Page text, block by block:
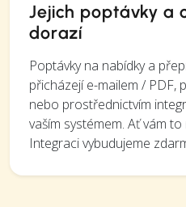
Jejich poptávky a
dorazí
Poptávky na nabídky a
přicházejí e-mailem / PDF,
nebo prostřednictvím
vaším systémem. Ať vám
Integraci vybudujeme